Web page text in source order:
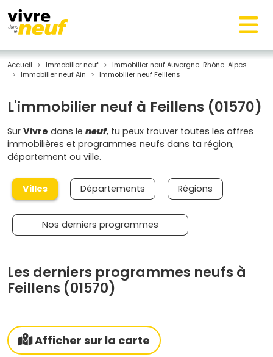
Accueil Immobilier neuf
Immobilier neuf Auvergne-Rhône-Alpes
Immobilier neuf Ain
Immobilier neuf Feillens
L'immobilier neuf à Feillens (01570)
Sur Vivre dans le neuf, tu peux trouver toutes les offres
immobilières et programmes neufs dans ta région,
département ou ville.
Villes Départements Régions
Nos derniers programmes
Les derniers programmes neufs à
Feillens (01570)
Afficher sur la carte